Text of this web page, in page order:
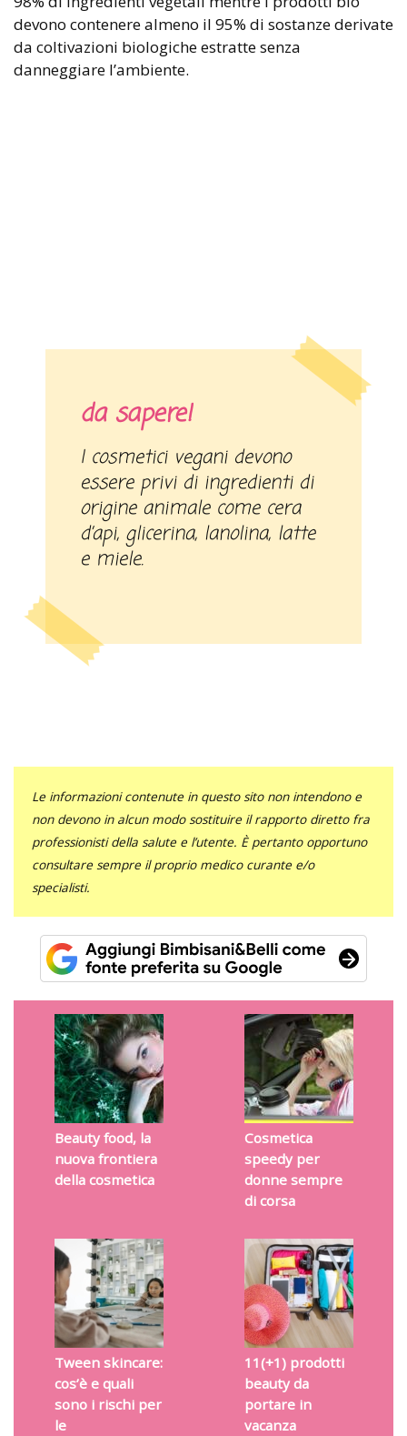
devono contenere almeno il 95% di sostanze derivate
da coltivazioni biologiche estratte senza
danneggiare l’ambiente.
da sapere!
I cosmetici vegani devono
essere privi di ingredienti di
origine animale come cera
d’api, glicerina, lanolina, latte
e miele.
Le informazioni contenute in questo sito non intendono e
non devono in alcun modo sostituire il rapporto diretto fra
professionisti della salute e l’utente. È pertanto opportuno
consultare sempre il proprio medico curante e/o
specialisti.
Beauty food, la
nuova frontiera
della cosmetica
Cosmetica
speedy per
donne sempre
di corsa
Tween skincare:
cos’è e quali
sono i rischi per
le
11(+1) prodotti
beauty da
portare in
vacanza